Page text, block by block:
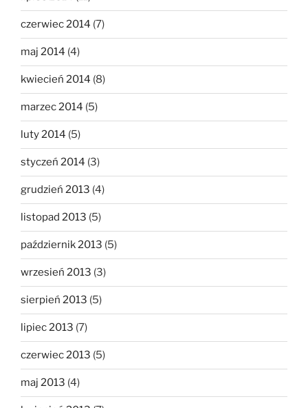
czerwiec 2014 (7)
maj 2014 (4)
kwiecień 2014 (8)
marzec 2014 (5)
luty 2014 (5)
styczeń 2014 (3)
grudzień 2013 (4)
listopad 2013 (5)
październik 2013 (5)
wrzesień 2013 (3)
sierpień 2013 (5)
lipiec 2013 (7)
czerwiec 2013 (5)
maj 2013 (4)